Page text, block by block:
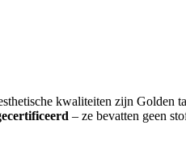
kwaliteiten zijn Golden
– ze bevatten geen